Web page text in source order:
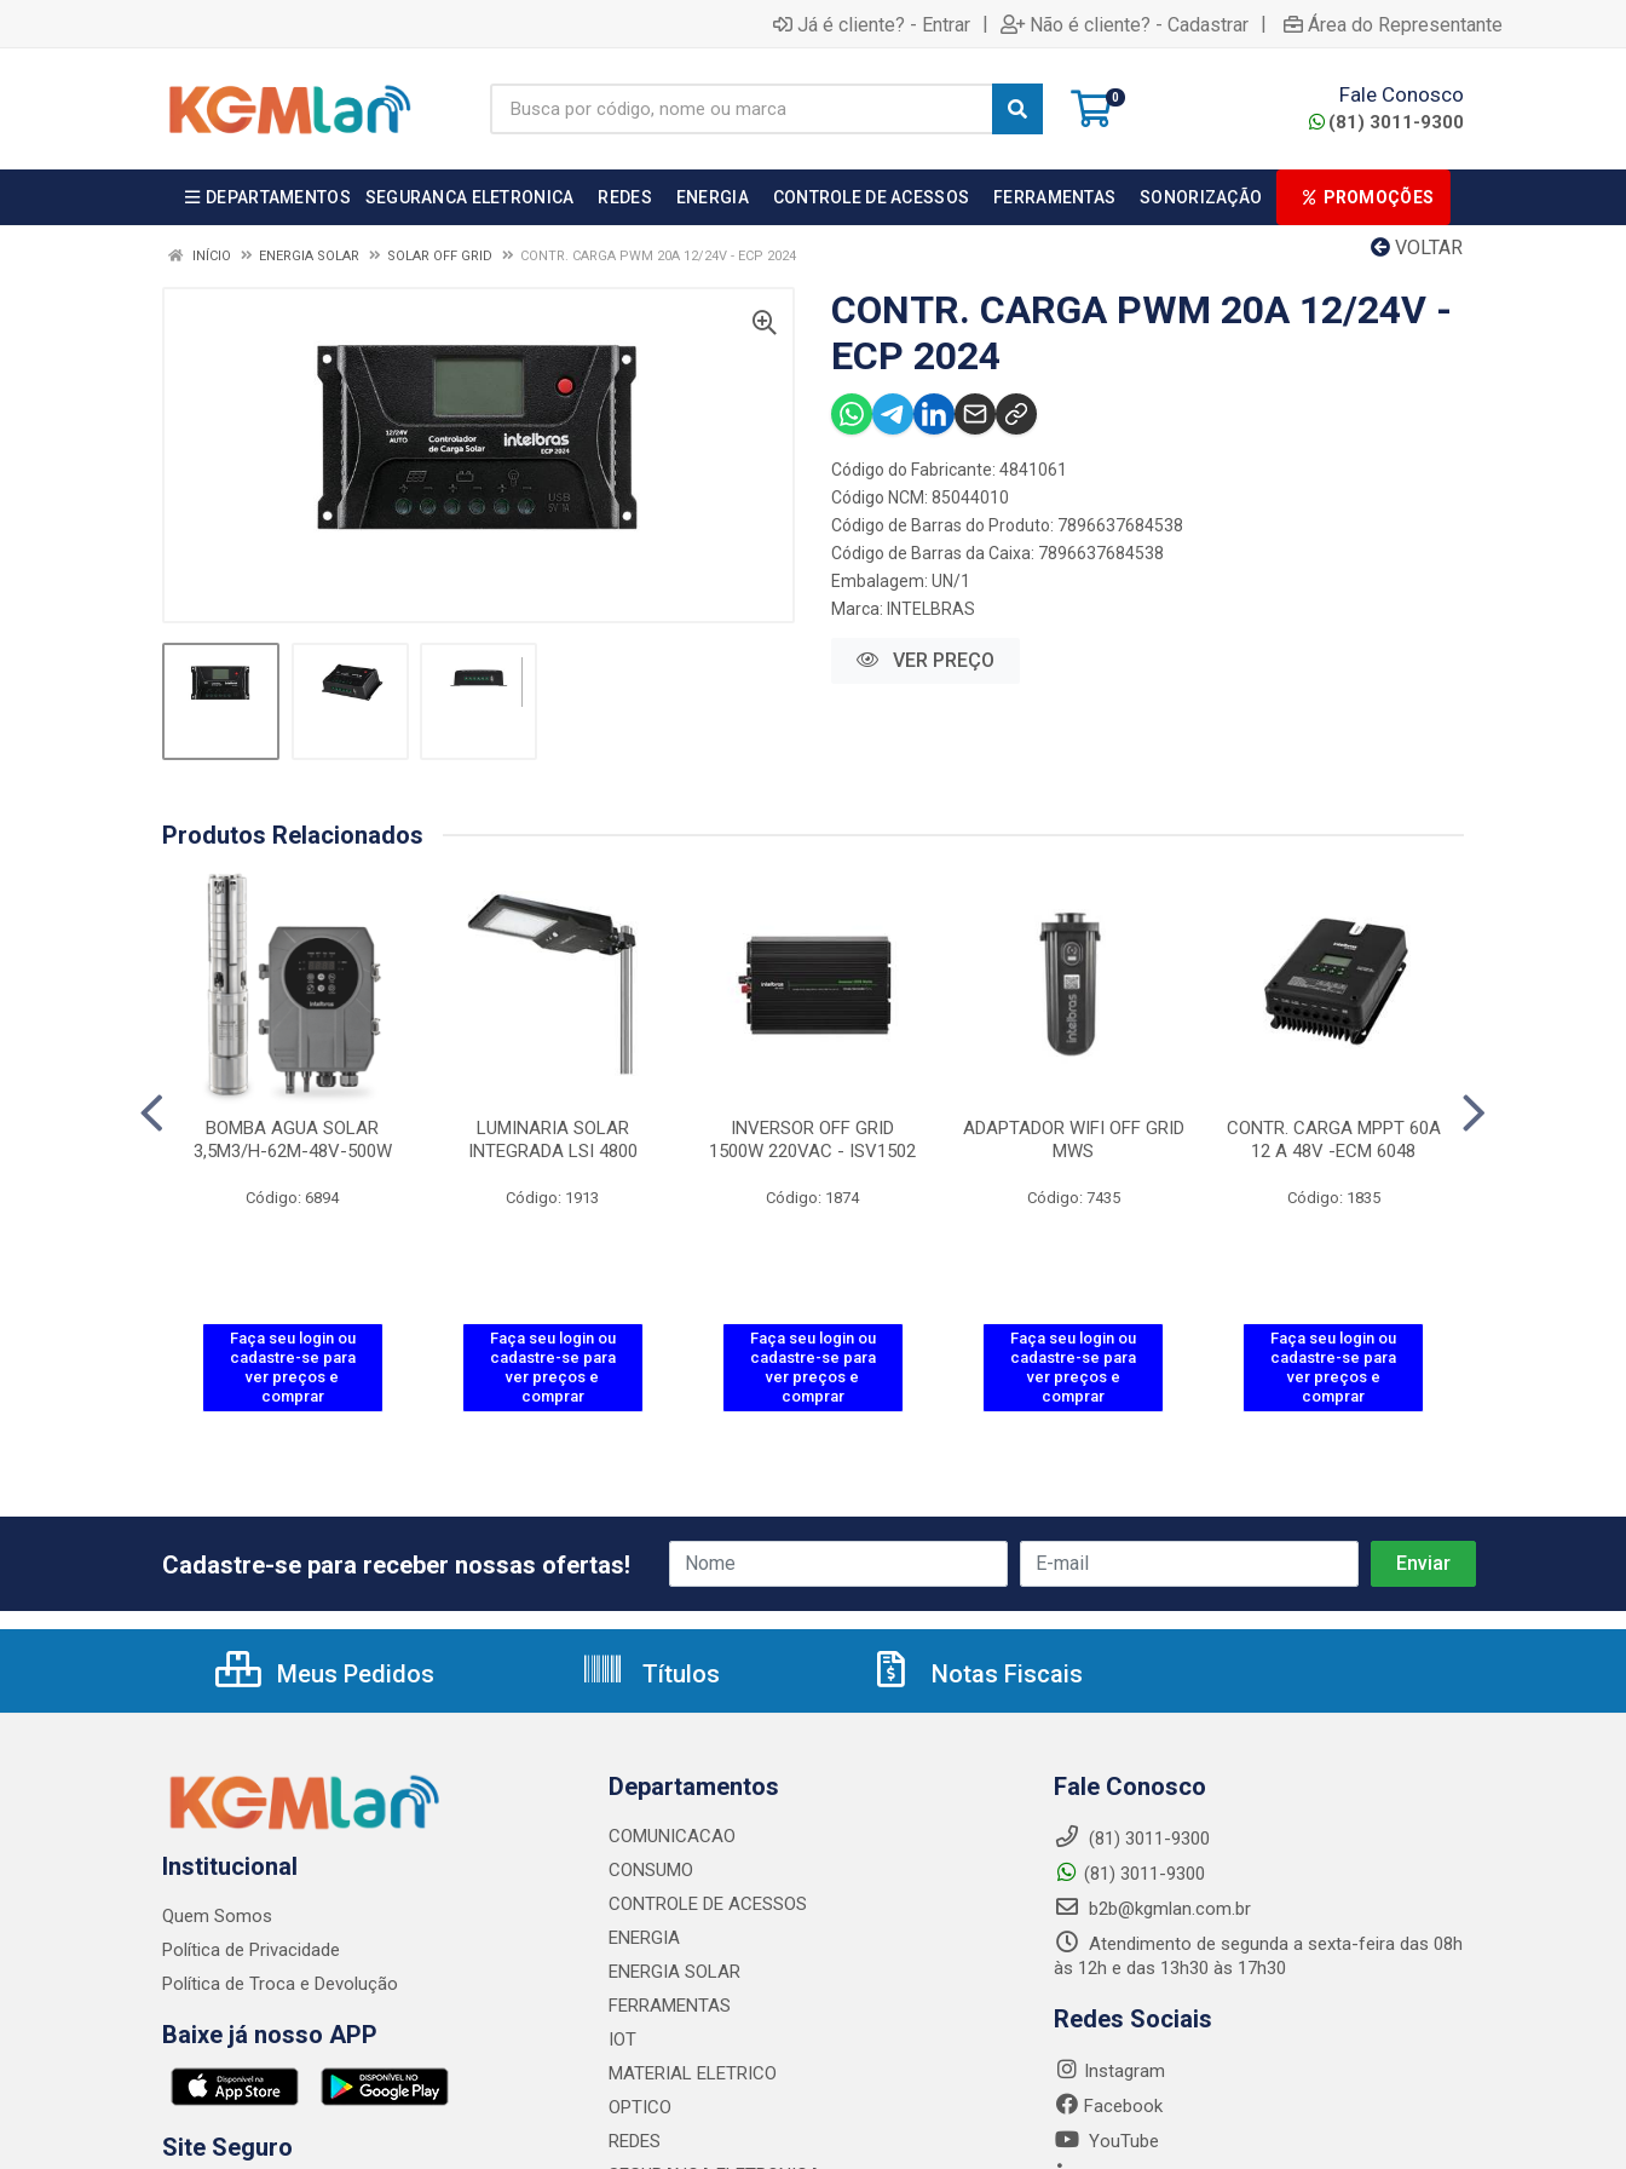
Já é cliente? - Entrar | Não é cliente? - Cadastrar | Área do Representante
0 Fale Conosco
(81) 3011-9300
DEPARTAMENTOS SEGURANCA ELETRONICA REDES ENERGIA CONTROLE DE ACESSOS FERRAMENTAS SONORIZAÇÃO PROMOÇÕES
VOLTAR
INÍCIO ENERGIA SOLAR SOLAR OFF GRID CONTR. CARGA PWM 20A 12/24V - ECP 2024
CONTR. CARGA PWM 20A 12/24V -
ECP 2024
Código do Fabricante: 4841061
Código NCM: 85044010
Código de Barras do Produto: 7896637684538
Código de Barras da Caixa: 7896637684538
Embalagem: UN/1
Marca: INTELBRAS
VER PREÇO
Produtos Relacionados
BOMBA AGUA SOLAR
3,5M3/H-62M-48V-500W
Código: 6894
Faça seu login ou
cadastre-se para
ver preços e
comprar
LUMINARIA SOLAR
INTEGRADA LSI 4800
Código: 1913
Faça seu login ou
cadastre-se para
ver preços e
comprar
INVERSOR OFF GRID
1500W 220VAC - ISV1502
Código: 1874
Faça seu login ou
cadastre-se para
ver preços e
comprar
ADAPTADOR WIFI OFF GRID
MWS
Código: 7435
Faça seu login ou
cadastre-se para
ver preços e
comprar
CONTR. CARGA MPPT 60A
12 A 48V -ECM 6048
Código: 1835
Faça seu login ou
cadastre-se para
ver preços e
comprar
Cadastre-se para receber nossas ofertas!
Meus Pedidos Títulos Notas Fiscais
Institucional
Quem Somos
Política de Privacidade
Política de Troca e Devolução
Baixe já nosso APP
Site Seguro
Departamentos
COMUNICACAO
CONSUMO
CONTROLE DE ACESSOS
ENERGIA
ENERGIA SOLAR
FERRAMENTAS
IOT
MATERIAL ELETRICO
OPTICO
REDES
Fale Conosco
(81) 3011-9300
(81) 3011-9300
b2b@kgmlan.com.br
Atendimento de segunda a sexta-feira das 08h
às 12h e das 13h30 às 17h30
Redes Sociais
Instagram
Facebook
YouTube